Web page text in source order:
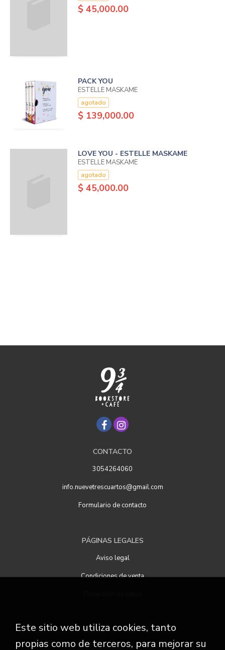
$ 45,000.00
PACK YOU
ESTELLE MASKAME
agotado
$ 139,000.00
LOVE YOU - ESTELLE MASKAME
ESTELLE MASKAME
agotado
$ 45,000.00
CONTACTO
3054264060
info.nuevetrescuartos@gmail.com
Formulario de contacto
PÁGINAS LEGALES
Aviso legal
Condiciones de venta
ATENCIÓN AL CLIENTE
Quiénes somos
Este sitio web utiliza cookies, tanto
propias como de terceros, para mejorar su